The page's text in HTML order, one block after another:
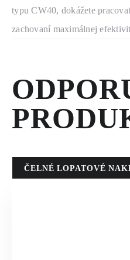
typu CW40, dokážete
zachovaní maximálnej
ČELNÉ LOPATOVÉ